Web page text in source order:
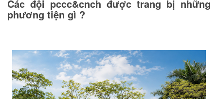
Các đội pccc&cnch được trang bị những
phương tiện gì ?